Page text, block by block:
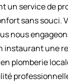
un service de
sans souci.
nous
instaurant une
plomberie